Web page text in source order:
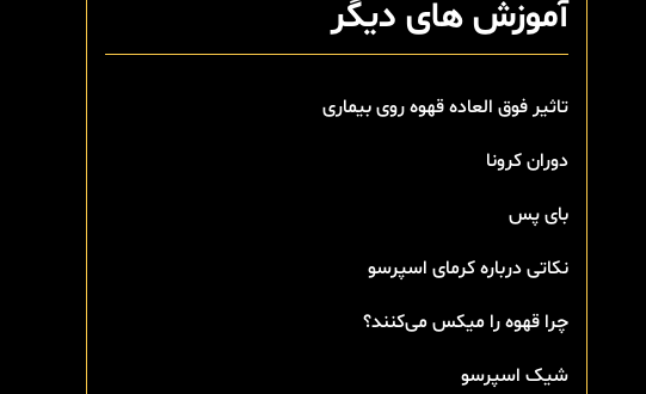
آموزش های دیگر
تاثیر فوق العاده قهوه روی بیماری
دوران کرونا
بای پس
نکاتی درباره کرمای اسپرسو
چرا قهوه را میکس می‌کنند؟
شیک اسپرسو